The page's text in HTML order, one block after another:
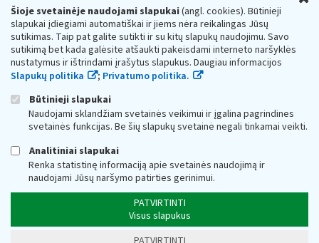
Šioje svetainėje naudojami slapukai(angl. cookies). Būtinieji
slapukai įdiegiami automatiškai ir jiems nėra reikalingas Jūsų
sutikimas. Taip pat galite sutikti ir su kitų slapukų naudojimu. Savo
sutikimą bet kada galėsite atšaukti pakeisdami interneto naršyklės
nustatymus ir ištrindami įrašytus slapukus. Daugiau informacijos
Slapukų politika
; Privatumo politika.
Būtinieji slapukai
Naudojami sklandžiam svetainės veikimui ir įgalina pagrindines
svetainės funkcijas. Be šių slapukų svetainė negali tinkamai veikti.
Analitiniai slapukai
Renka statistinę informaciją apie svetainės naudojimą ir
naudojami Jūsų naršymo patirties gerinimui.
PATVIRTINTI
Visus slapukus
Respublikos finansų ministerijos
Biudžetinė įstaiga. Juridinio asmens kodas — 188659752,
adresas: Vasario 16-osios g. 14, 01107 Vilnius, Lietuva, el.paštas:
vmi@vmi.lt, E. pristatymo dėžutės adresas 188659752
Duomenys apie Valstybinę mokesčių inspekciją prie Lietuvos
Respublikos finansų ministerijos kaupiami ir saugomi Juridinių